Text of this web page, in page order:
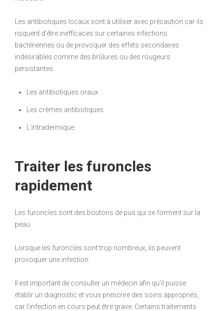
Les antibiotiques locaux sont à utiliser avec précaution car ils
risquent d’être inefficaces sur certaines infections
bactériennes ou de provoquer des effets secondaires
indésirables comme des brûlures ou des rougeurs
persistantes.
Les antibiotiques oraux
Les crèmes antibiotiques
L’intradermique
Traiter les furoncles
rapidement
Les furoncles sont des boutons de pus qui se forment sur la
peau.
Lorsque les furoncles sont trop nombreux, ils peuvent
provoquer une infection.
Il est important de consulter un médecin afin qu’il puisse
établir un diagnostic et vous prescrire des soins appropriés,
car l’infection en cours peut être grave. Certains traitements